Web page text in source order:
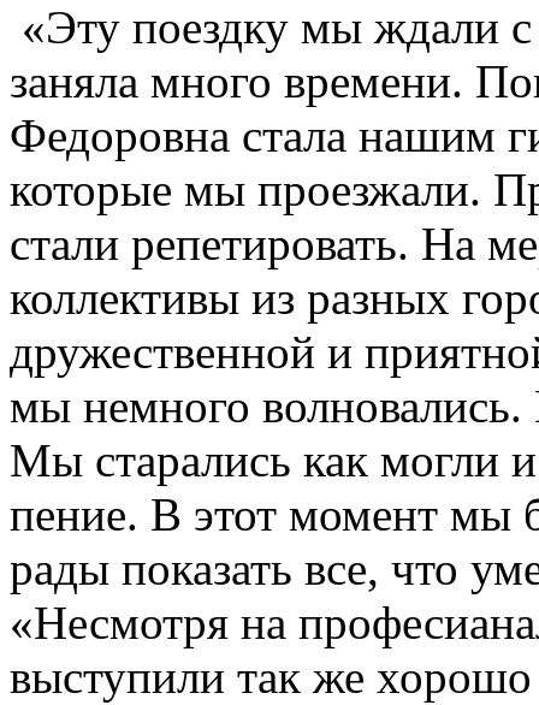
«Эту поездку мы ждали
заняла много времени.
Федоровна стала нашим
которые мы проезжали.
стали репетировать. На
коллективы из разных
дружественной и
мы немного волновались.
Мы старались как могли
пение. В этот момент
рады показать все, что
«Несмотря на
выступили так же хорошо